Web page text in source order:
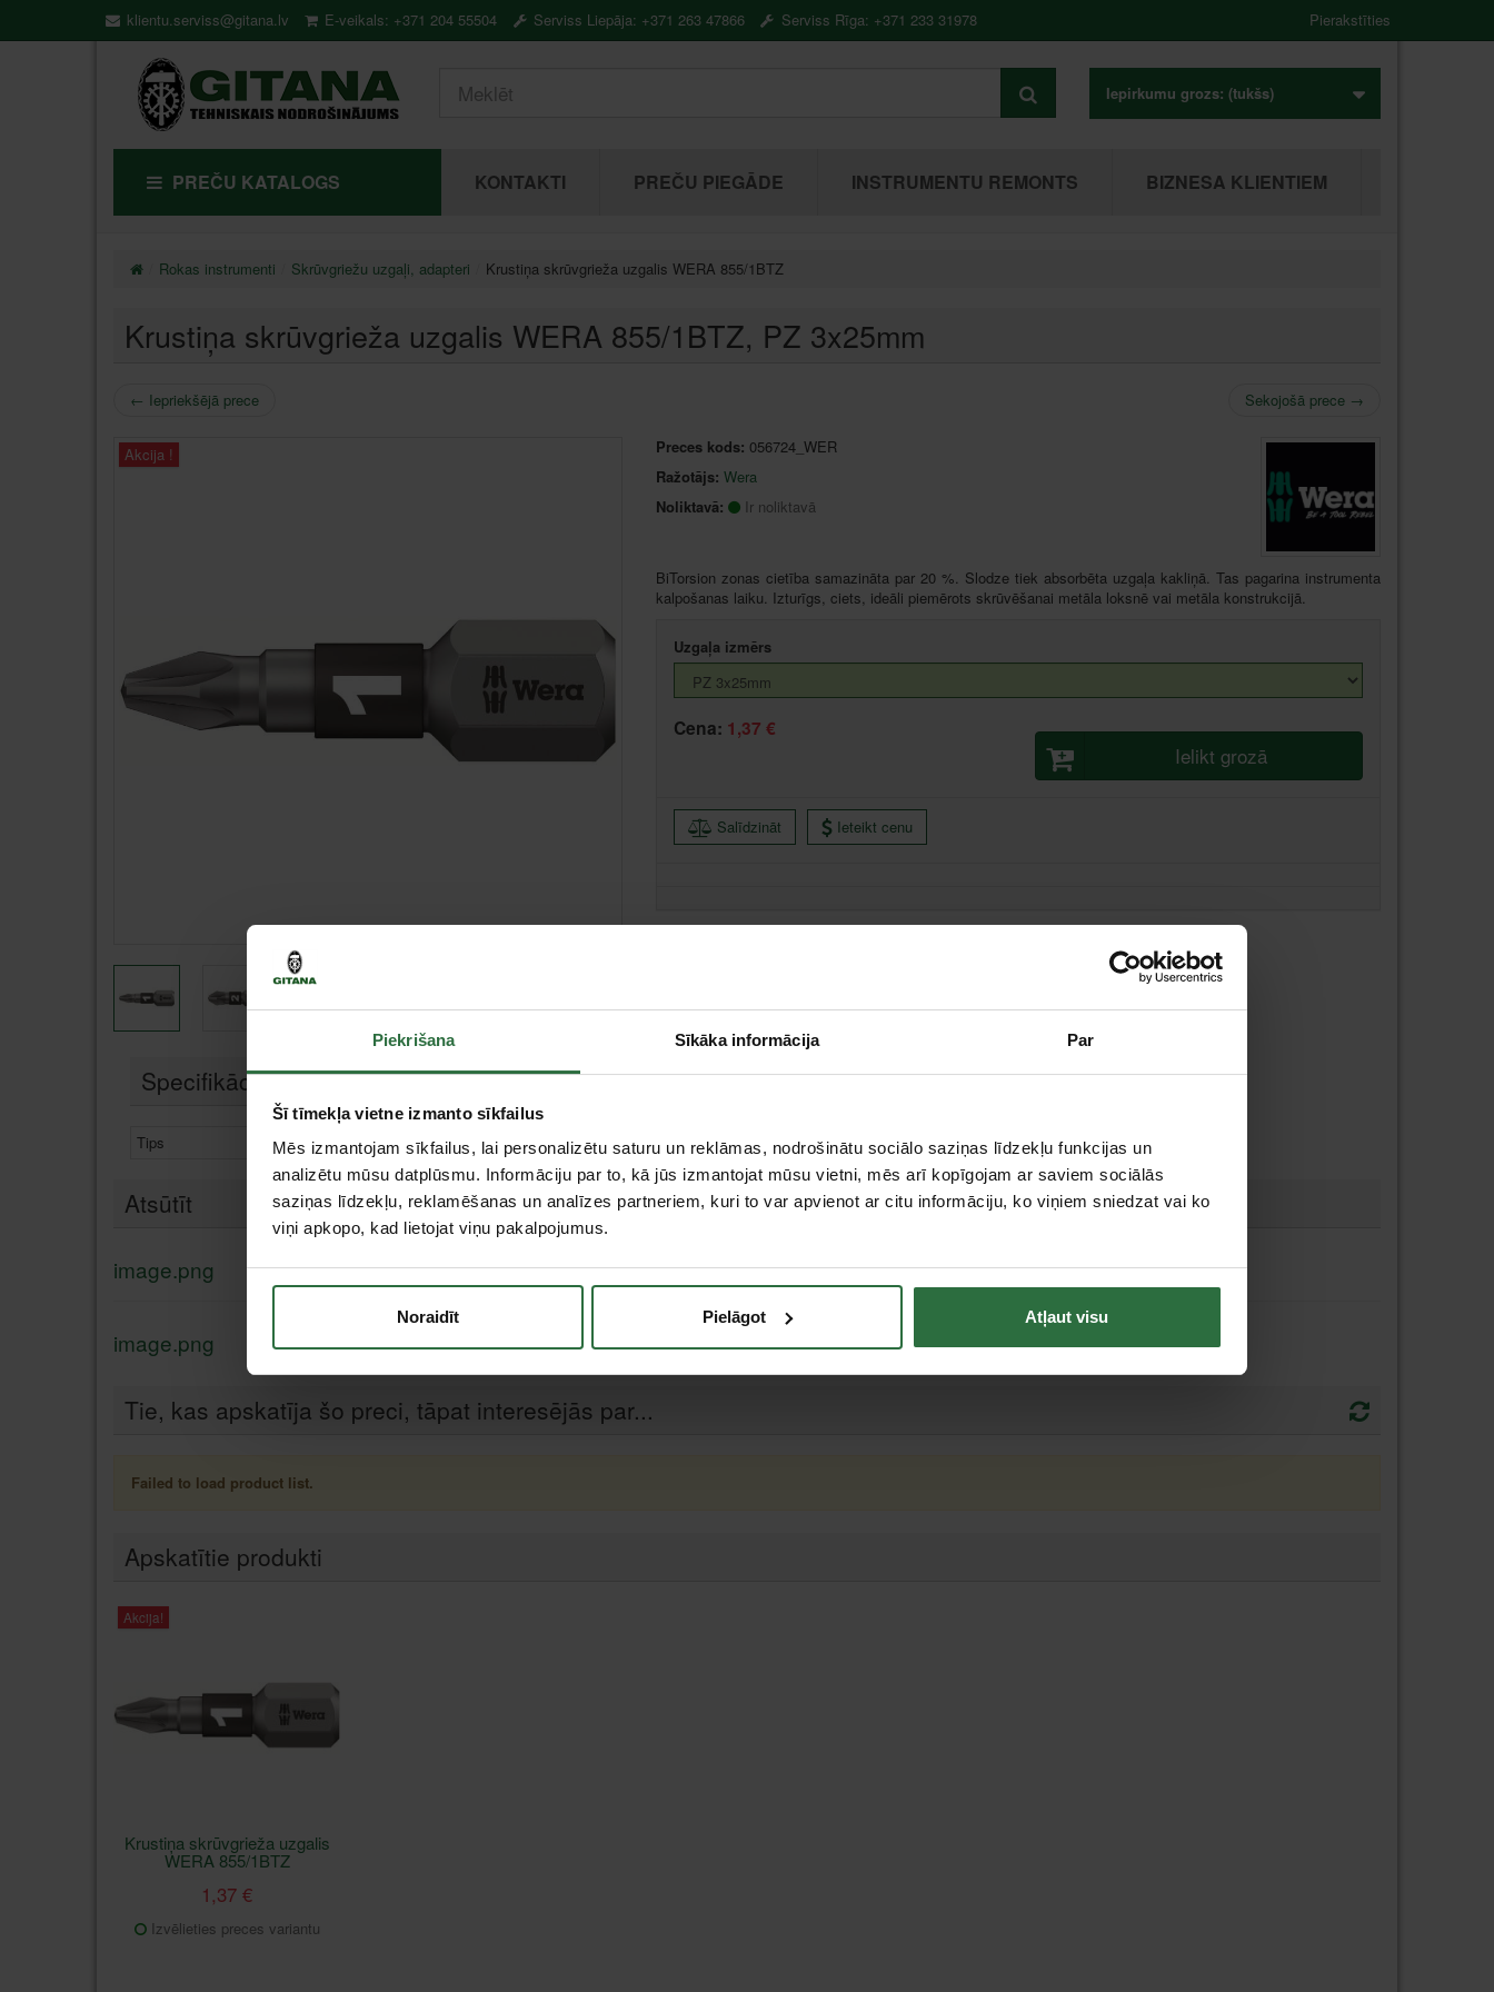
Piekrišana Sīkāka informācija Par
Šī tīmekļa vietne izmanto sīkfailus
Mēs izmantojam sīkfailus, lai personalizētu saturu un reklāmas, nodrošinātu sociālo saziņas līdzekļu funkcijas un
analizētu mūsu datplūsmu. Informāciju par to, kā jūs izmantojat mūsu vietni, mēs arī kopīgojam ar saviem sociālās
saziņas līdzekļu, reklamēšanas un analīzes partneriem, kuri to var apvienot ar citu informāciju, ko viņiem sniedzat vai ko
viņi apkopo, kad lietojat viņu pakalpojumus.
Noraidīt Pielāgot Atļaut visu
klientu.serviss@gitana.lv E-veikals: +371 204 55504 Serviss Liepāja: +371 263 47866 Serviss Rīga: +371 233 31978 Pierakstīties
Iepirkumu grozs: (tukšs)
PREČU KATALOGS KONTAKTI PREČU PIEGĀDE INSTRUMENTU REMONTS BIZNESA KLIENTIEM
Rokas instrumenti Skrūvgriežu uzgaļi, adapteri Krustiņa skrūvgrieža uzgalis WERA 855/1BTZ
Krustiņa skrūvgrieža uzgalis WERA 855/1BTZ, PZ 3x25mm
← Iepriekšējā prece Sekojošā prece →
Akcija ! Preces kods: 056724_WER
Ražotājs: Wera
Noliktavā:
Ir noliktavā
BiTorsion zonas cietība samazināta par 20 %. Slodze tiek absorbēta uzgaļa kakliņā. Tas pagarina instrumenta
kalpošanas laiku. Izturīgs, ciets, ideāli piemērots skrūvēšanai metāla loksnē vai metāla konstrukcijā.
Uzgaļa izmērs
Cena: 1,37 €
Ielikt grozā
Salīdzināt Ieteikt cenu
Specifikācija
Tips Krustiņa uzgaļi
Atsūtīt
image.png
image.png
Tie, kas apskatīja šo preci, tāpat interesējās par...
Failed to load product list.
Apskatītie produkti
Akcija!
Krustiņa skrūvgrieža uzgalis
WERA 855/1BTZ
1,37 €
Izvēlieties preces variantu